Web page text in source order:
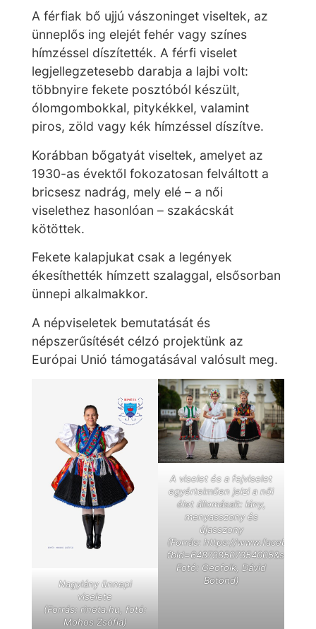
A férfiak bő ujjú vászoninget viseltek, az
ünneplős ing elejét fehér vagy színes
hímzéssel díszítették. A férfi viselet
legjellegzetesebb darabja a lajbi volt:
többnyire fekete posztóból készült,
ólomgombokkal, pitykékkel, valamint
piros, zöld vagy kék hímzéssel díszítve.
Korábban bőgatyát viseltek, amelyet az
1930-as évektől fokozatosan felváltott a
bricsesz nadrág, mely elé – a női
viselethez hasonlóan – szakácskát
kötöttek.
Fekete kalapjukat csak a legények
ékesíthették hímzett szalaggal, elsősorban
ünnepi alkalmakkor.
A népviseletek bemutatását és
népszerűsítését célzó projektünk az
Európai Unió támogatásával valósult meg.
Nagylány ünnepi
viselete
(Forrás:rineta.hu, fotó:
Mohos Zsófia)
A viselet és a fejviselet
egyértelműen jelzi a női
élet állomásait: lány,
menyasszony és
újasszony
(Forrás: https://
Fotó: Geofolk, Dávid
Botond)